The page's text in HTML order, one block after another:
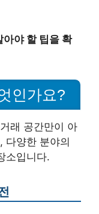
아야 할 팁을 확
인가요?
래 공간만이 아
다양한 분야의
소입니다.